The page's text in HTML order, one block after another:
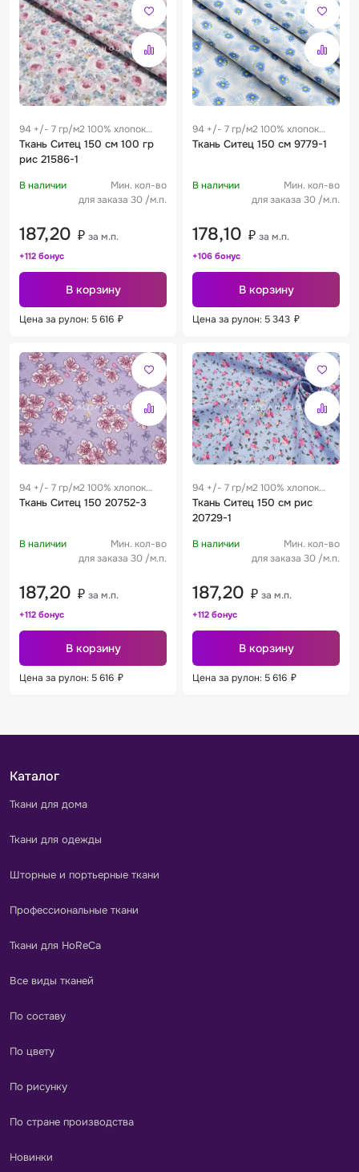
94 +/- 7 гр/м2 100% хлопок
0.28 м
Ткань Ситец 150 см 100 гр
рис 21586-1
В наличии
Мин. кол-во
для заказа 30 /м.п.
187,20 ₽ за м.п.
+112 бонус
В корзину
Цена за рулон: 5 616 ₽
94 +/- 7 гр/м2 100% хлопок
0.28 м
Ткань Ситец 150 см 9779-1
В наличии
Мин. кол-во
для заказа 30 /м.п.
178,10 ₽ за м.п.
+106 бонус
В корзину
Цена за рулон: 5 343 ₽
94 +/- 7 гр/м2 100% хлопок
0.28 м
Ткань Ситец 150 20752-3
В наличии
Мин. кол-во
для заказа 30 /м.п.
187,20 ₽ за м.п.
+112 бонус
В корзину
Цена за рулон: 5 616 ₽
94 +/- 7 гр/м2 100% хлопок
0.28 м
Ткань Ситец 150 см рис
20729-1
В наличии
Мин. кол-во
для заказа 30 /м.п.
187,20 ₽ за м.п.
+112 бонус
В корзину
Цена за рулон: 5 616 ₽
Каталог
Ткани для дома
Ткани для одежды
Шторные и портьерные ткани
Профессиональные ткани
Ткани для HoReCa
Все виды тканей
По составу
По цвету
По рисунку
По стране производства
Новинки